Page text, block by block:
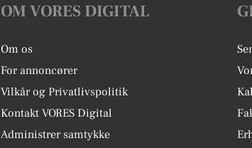
OM VORES DIGITAL
Om os
For annoncører
Vilkår og Privatlivspolitik
Kontakt VORES Digital
Administrer samtykke